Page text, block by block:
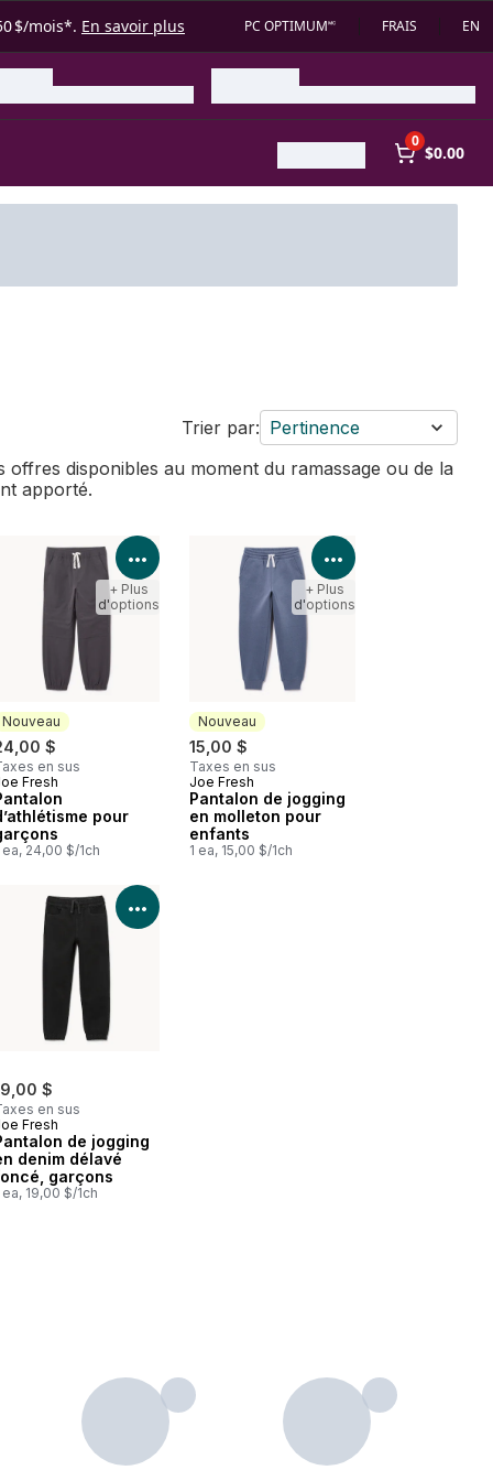
$/mois*. En savoir plus PC OPTIMUM🅪 FRAIS EN
0
$0.00
Trier par: Pertinence
disponibles au moment du ramassage ou de la
apporté.
détails du produit
Nouveau
$
en sus
Fresh
pour
ea, 24,00 $/1ch
Voir les détails du produit
+ Plus
d'options
Nouveau
15,00 $
Taxes en sus
Nouveau
Joe Fresh
Pantalon de jogging
en molleton pour
enfants
1 ea, 15,00 $/1ch
Voir les détails
+ Plus
d'options
détails du produit
$
en sus
Fresh
de jogging
denim délavé
garçons
ea, 19,00 $/1ch
Voir les détails du produit